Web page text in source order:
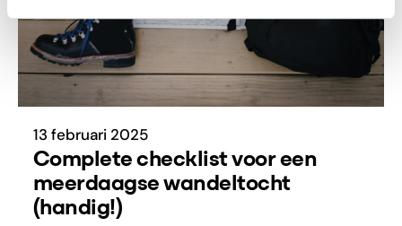
13 februari 2025
Complete checklist voor een
meerdaagse wandeltocht
(handig!)